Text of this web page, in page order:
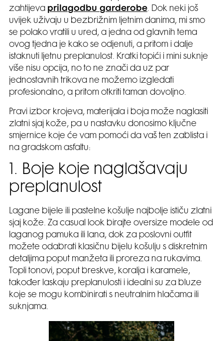
zahtijeva prilagodbu garderobe. Dok neki još
uvijek uživaju u bezbrižnim ljetnim danima, mi smo
se polako vratili u ured, a jedna od glavnih tema
ovog tjedna je kako se odjenuti, a pritom i dalje
istaknuti ljetnu preplanulost. Kratki topići i mini suknje
više nisu opcija, no to ne znači da uz par
jednostavnih trikova ne možemo izgledati
profesionalno, a pritom otkriti taman dovoljno.
Pravi izbor krojeva, materijala i boja može naglasiti
zlatni sjaj kože, pa u nastavku donosimo ključne
smjernice koje će vam pomoći da vaš ten zablista i
na gradskom asfaltu:
1. Boje koje naglašavaju
preplanulost
Lagane bijele ili pastelne košulje najbolje ističu zlatni
sjaj kože. Za casual look birajte oversize modele od
laganog pamuka ili lana, dok za poslovni outfit
možete odabrati klasičnu bijelu košulju s diskretnim
detaljima poput manžeta ili proreza na rukavima.
Topli tonovi, poput breskve, koralja i karamele,
također laskaju preplanulosti i idealni su za bluze
koje se mogu kombinirati s neutralnim hlačama ili
suknjama.